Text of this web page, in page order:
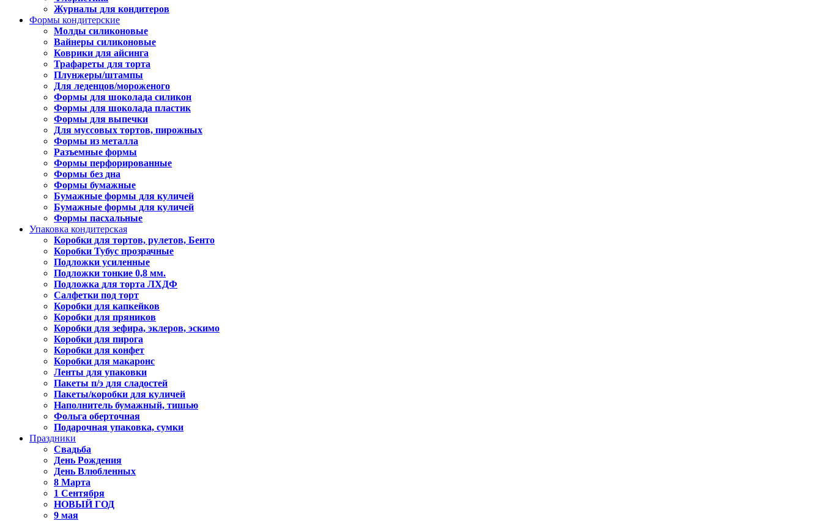
Журналы для кондитеров
Формы кондитерские
Молды силиконовые
Вайнеры силиконовые
Коврики для айсинга
Трафареты для торта
Плунжеры/штампы
Для леденцов/мороженого
Формы для шоколада силикон
Формы для шоколада пластик
Формы для выпечки
Для муссовых тортов, пирожных
Формы из металла
Разъемные формы
Формы перфорированные
Формы без дна
Формы бумажные
Бумажные формы для куличей
Бумажные формы для куличей
Формы пасхальные
Упаковка кондитерская
Коробки для тортов, рулетов, Бенто
Коробки Тубус прозрачные
Подложки усиленные
Подложки тонкие 0,8 мм.
Подложка для торта ЛХДФ
Салфетки под торт
Коробки для капкейков
Коробки для пряников
Коробки для зефира, эклеров, эскимо
Коробки для пирога
Коробки для конфет
Коробки для макаронс
Ленты для упаковки
Пакеты п/э для сладостей
Пакеты/коробки для куличей
Наполнитель бумажный, тишью
Фольга оберточная
Подарочная упаковка, сумки
Праздники
Свадьба
День Рождения
День Влюбленных
8 Марта
1 Сентября
НОВЫЙ ГОД
9 мая